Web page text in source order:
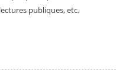
publiques, etc.